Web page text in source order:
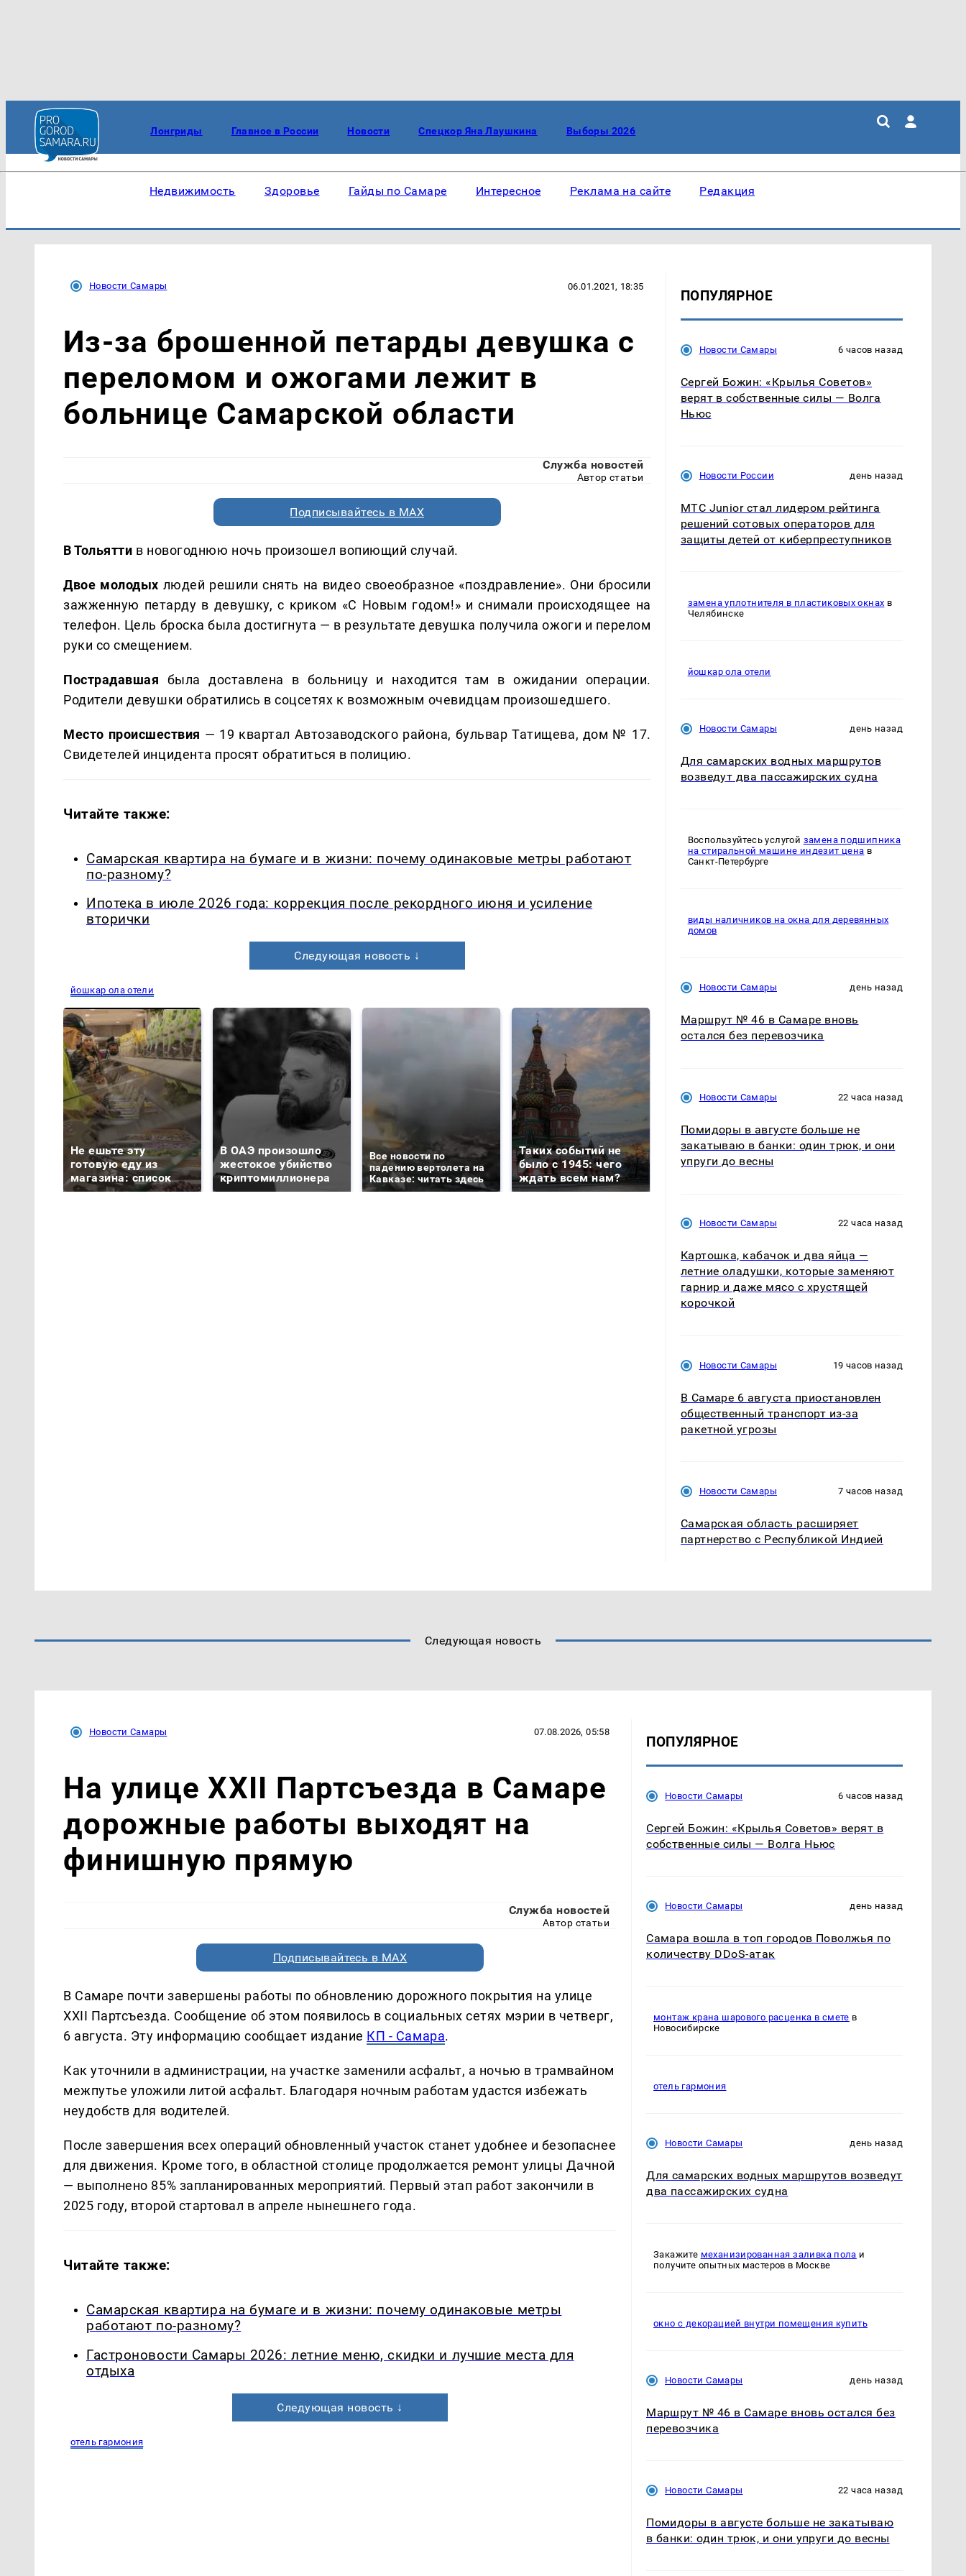
Лонгриды Главное в России Новости Спецкор Яна Лаушкина Выборы 2026
Недвижимость Здоровье Гайды по Самаре Интересное Реклама на сайте Редакция
Новости Самары 06.01.2021, 18:35
Из-за брошенной петарды девушка с
переломом и ожогами лежит в
больнице Самарской области
Служба новостей
Автор статьи
Подписывайтесь в MAX
В Тольятти в новогоднюю ночь произошел вопиющий случай.
Двое молодых людей решили снять на видео своеобразное «поздравление». Они бросили
зажженную петарду в девушку, с криком «С Новым годом!» и снимали происходящее на
телефон. Цель броска была достигнута — в результате девушка получила ожоги и перелом
руки со смещением.
Пострадавшая была доставлена в больницу и находится там в ожидании операции.
Родители девушки обратились в соцсетях к возможным очевидцам произошедшего.
Место происшествия — 19 квартал Автозаводского района, бульвар Татищева, дом № 17.
Свидетелей инцидента просят обратиться в полицию.
Читайте также:
Самарская квартира на бумаге и в жизни: почему одинаковые метры работают
по-разному?
Ипотека в июле 2026 года: коррекция после рекордного июня и усиление
вторички
Следующая новость ↓
йошкар ола отели
Не ешьте эту
готовую еду из
магазина: список
В ОАЭ произошло
жестокое убийство
криптомиллионера
Все новости по
падению вертолета на
Кавказе: читать здесь
Таких событий не
было с 1945: чего
ждать всем нам?
ажиотаж из-за этого
СМИ: В Химках на
полицейскую
ПОПУЛЯРНОЕ
Новости Самары 6 часов назад
Сергей Божин: «Крылья Советов»
верят в собственные силы — Волга
Ньюс
Новости России день назад
МТС Junior стал лидером рейтинга
решений сотовых операторов для
защиты детей от киберпреступников
замена уплотнителя в пластиковых окнах в
Челябинске
йошкар ола отели
Новости Самары день назад
Для самарских водных маршрутов
возведут два пассажирских судна
Воспользуйтесь услугой замена подшипника
на стиральной машине индезит цена в
Санкт-Петербурге
виды наличников на окна для деревянных
домов
Новости Самары день назад
Маршрут № 46 в Самаре вновь
остался без перевозчика
Новости Самары 22 часа назад
Помидоры в августе больше не
закатываю в банки: один трюк, и они
упруги до весны
Новости Самары 22 часа назад
Картошка, кабачок и два яйца —
летние оладушки, которые заменяют
гарнир и даже мясо с хрустящей
корочкой
Новости Самары 19 часов назад
В Самаре 6 августа приостановлен
общественный транспорт из-за
ракетной угрозы
Новости Самары 7 часов назад
Самарская область расширяет
партнерство с Республикой Индией
Следующая новость
Новости Самары 07.08.2026, 05:58
На улице XXII Партсъезда в Самаре
дорожные работы выходят на
финишную прямую
Служба новостей
Автор статьи
Подписывайтесь в MAX
В Самаре почти завершены работы по обновлению дорожного покрытия на улице
XXII Партсъезда. Сообщение об этом появилось в социальных сетях мэрии в четверг,
6 августа. Эту информацию сообщает издание КП - Самара.
Как уточнили в администрации, на участке заменили асфальт, а ночью в трамвайном
межпутье уложили литой асфальт. Благодаря ночным работам удастся избежать
неудобств для водителей.
После завершения всех операций обновленный участок станет удобнее и безопаснее
для движения. Кроме того, в областной столице продолжается ремонт улицы Дачной
— выполнено 85% запланированных мероприятий. Первый этап работ закончили в
2025 году, второй стартовал в апреле нынешнего года.
Читайте также:
Самарская квартира на бумаге и в жизни: почему одинаковые метры
работают по-разному?
Гастроновости Самары 2026: летние меню, скидки и лучшие места для
отдыха
Следующая новость ↓
отель гармония
ПОПУЛЯРНОЕ
Новости Самары 6 часов назад
Сергей Божин: «Крылья Советов» верят в
собственные силы — Волга Ньюс
Новости Самары день назад
Самара вошла в топ городов Поволжья по
количеству DDoS-атак
монтаж крана шарового расценка в смете в
Новосибирске
отель гармония
Новости Самары день назад
Для самарских водных маршрутов возведут
два пассажирских судна
Закажите механизированная заливка пола и
получите опытных мастеров в Москве
окно с декорацией внутри помещения купить
Новости Самары день назад
Маршрут № 46 в Самаре вновь остался без
перевозчика
Новости Самары 22 часа назад
Помидоры в августе больше не закатываю
в банки: один трюк, и они упруги до весны